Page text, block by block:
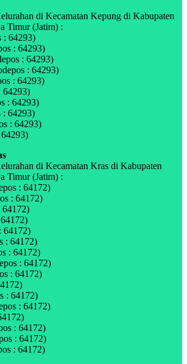
di Kecamatan Kepung di Kabupaten
Timur (Jatim) :
: 64293)
: 64293)
: 64293)
: 64293)
: 64293)
64293)
: 64293)
: 64293)
: 64293)
di Kecamatan Kras di Kabupaten
Timur (Jatim) :
: 64172)
: 64172)
64172)
64172)
: 64172)
: 64172)
: 64172)
: 64172)
: 64172)
: 64172)
: 64172)
: 64172)
: 64172)